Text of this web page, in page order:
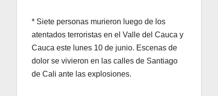
* Siete personas murieron luego de los
atentados terroristas en el Valle del Cauca y
Cauca este lunes 10 de junio. Escenas de
dolor se vivieron en las calles de Santiago
de Cali ante las explosiones.